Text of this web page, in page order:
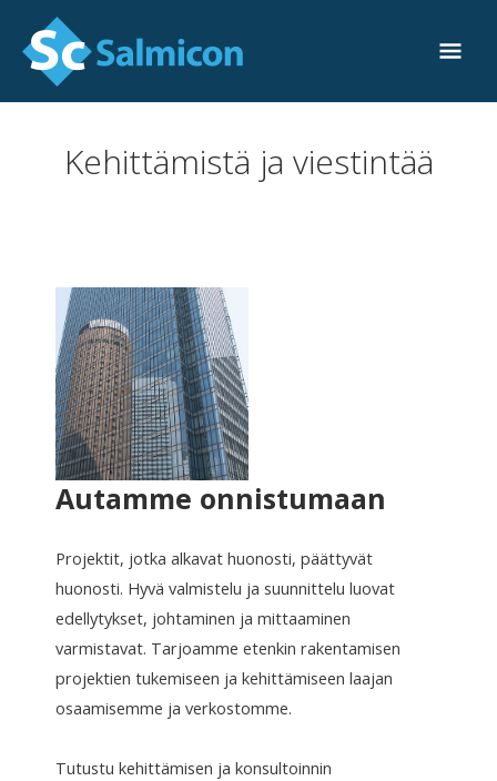
content
Kehittämistä ja viestintää
Autamme onnistumaan
Projektit, jotka alkavat huonosti, päättyvät
huonosti. Hyvä valmistelu ja suunnittelu luovat
edellytykset, johtaminen ja mittaaminen
varmistavat. Tarjoamme etenkin rakentamisen
projektien tukemiseen ja kehittämiseen laajan
osaamisemme ja verkostomme.
Tutustu kehittämisen ja konsultoinnin